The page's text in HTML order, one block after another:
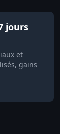
jours
et
gains